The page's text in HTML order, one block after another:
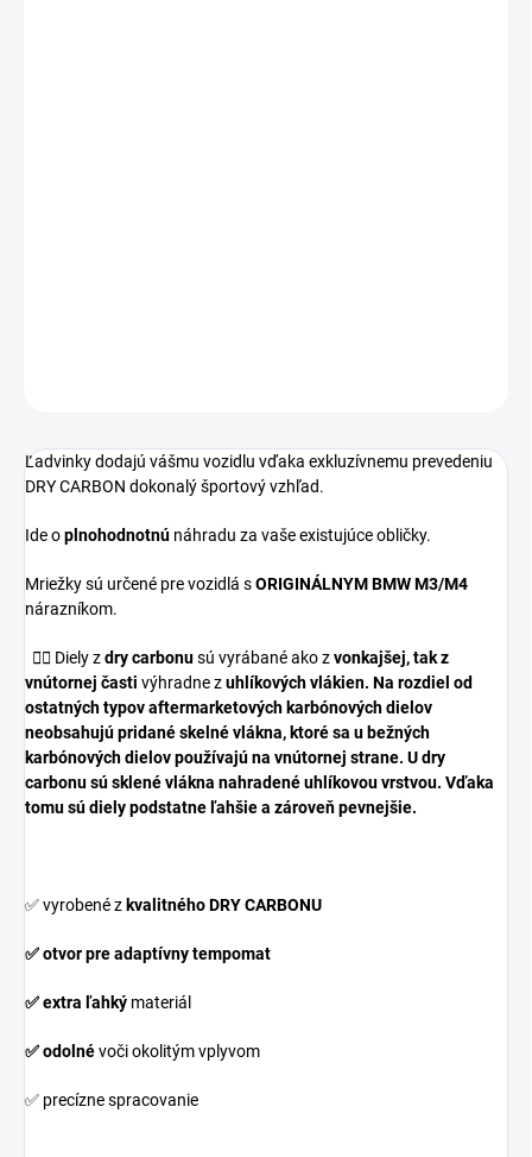
Ľadvinky dodajú vášmu vozidlu vďaka exkluzívnemu prevedeniu
DRY CARBON dokonalý športový vzhľad.
Ide oplnohodnotnú náhradu za vaše existujúce obličky.
Mriežky sú určené pre vozidlá sORIGINÁLNYM BMW M3/M4
nárazníkom.
👉🏼 Diely zdry carbonusú vyrábané ako zvonkajšej, tak z
vnútornej časti výhradne zuhlíkových vlákien. Na rozdiel od
ostatných typov aftermarketových karbónových dielov
neobsahujúpridanéskelné vlákna, ktoré sa u bežných
karbónových dielov používajú na vnútornej strane. Udry
carbonusú sklené vlákna nahradenéuhlíkovou vrstvou. Vďaka
tomu sú dielypodstatne ľahšie a zároveň pevnejšie.
✅ vyrobené z kvalitného DRY CARBONU
✅ otvor pre adaptívny tempomat
✅ extra ľahký materiál
✅ odolnévoči okolitým vplyvom
✅ precízne spracovanie